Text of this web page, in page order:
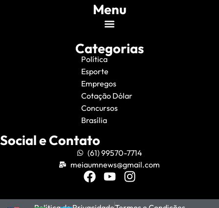
Menu
Categorias
Política
Esporte
Empregos
Cotação Dólar
Concursos
Brasília
Social e Contato
(61) 99570-7714
meiaumnews@gmail.com